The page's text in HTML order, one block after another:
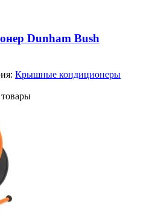
Dunham Bush
Крышные кондиционеры